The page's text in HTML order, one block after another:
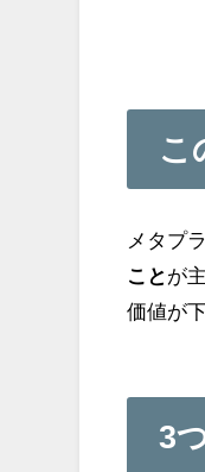
こ
メタプ
ことが
価値が
3